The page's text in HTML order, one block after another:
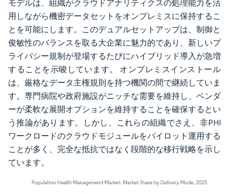
モデルは、組織がクラウドアナリティクスの処理能力を活
用しながら機密データセットをオンプレミスに保持するこ
とを可能にします。このデュアルセットアップは、制御と
俊敏性のバランスを取る大企業に魅力的であり、新しいプ
ライバシー規制が登場するたびにハイブリッド導入が急増
することを示唆しています。 オンプレミスインストール
は、厳格なデータ主権規則を持つ機関の間で継続していま
す。専門病院や政府施設がニッチな需要を維持し、ベンダ
ーが柔軟な展開オプションを維持することを確保するとい
う推論があります。しかし、これらの組織でさえ、非PHI
ワークロードのクラウドモジュールをパイロット運用する
ことが多く、完全な抵抗ではなく段階的な移行戦略を示し
ています。